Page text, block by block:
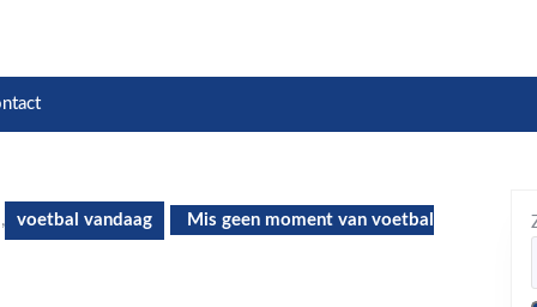
, voetbal vandaag Mis geen moment van voetbal